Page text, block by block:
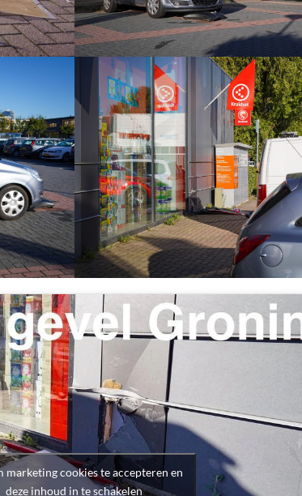
marketing cookies te accepteren en
deze inhoud in te schakelen